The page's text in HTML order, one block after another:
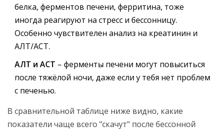
белка, ферментов печени, ферритина, тоже
иногда реагируют на стресс и бессонницу.
Особенно чувствителен анализ на креатинин и
АЛТ/АСТ.
АЛТ и АСТ – ферменты печени могут повыситься
после тяжёлой ночи, даже если у тебя нет проблем
с печенью.
В сравнительной таблице ниже видно, какие
показатели чаще всего "скачут" после бессонной